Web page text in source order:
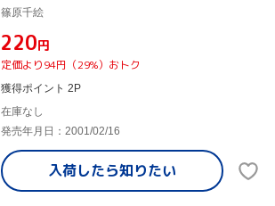
篠原千絵
¥220円
定価より94円（29%）おトク
獲得ポイント 2P
在庫なし
発売年月日：2001/02/16
入荷したら知りたい